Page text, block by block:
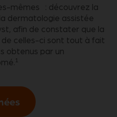
mêmes : découvrez la
dermatologie assistée
afin de constater que la
celles-ci sont tout à fait
obtenus par un
1